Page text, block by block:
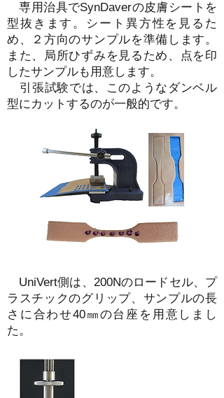
専用治具でSynDaver​の皮膚シートを
型抜きます。シート異方性を見るた
め、２方向のサンプルを準備します。
また、局所ひずみを見るため、点を印
したサンプルも用意します。
​ 引張試験では、このようなダンベル
型にカットするのが一般的です。
UniVert側は、200Nのロードセル、プ
ラスチックのグリップ、サンプルの長
さに合わせ40㎜の台座を用意しまし
た。